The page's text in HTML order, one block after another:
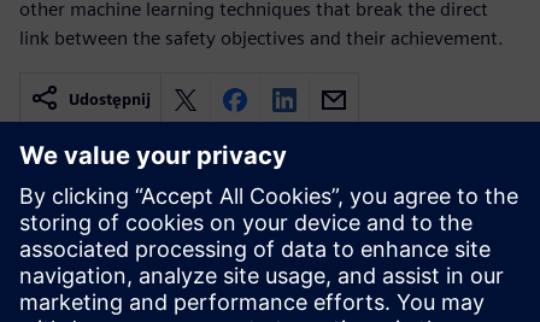
other machine learning techniques that break the direct
link between the safety objectives and their achievement.
Udostępnij